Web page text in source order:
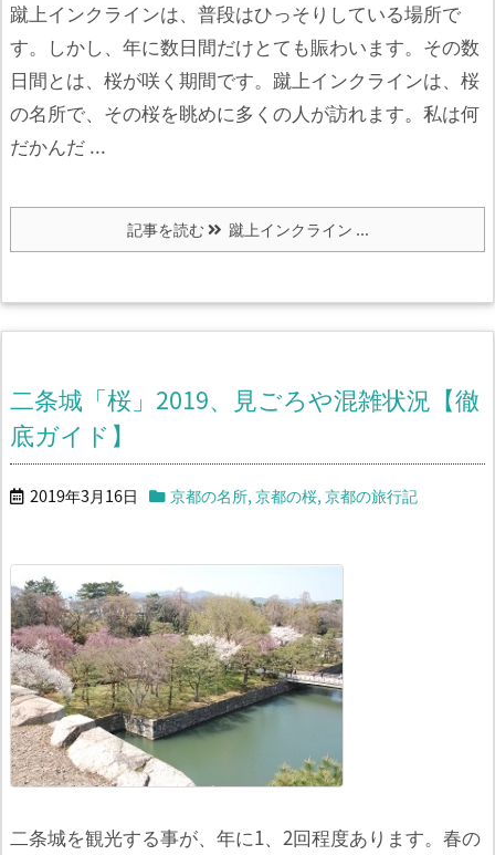
蹴上インクラインは、普段はひっそりしている場所で
す。しかし、年に数日間だけとても賑わいます。 その数
日間とは、桜が咲く期間です。蹴上インクラインは、桜
の名所で、その桜を眺めに多くの人が訪れます。 私は何
だかんだ ...
記事を読む 蹴上インクライン ...
二条城「桜」2019、見ごろや混雑状況【徹
底ガイド】
2019年3月16日 京都の名所,京都の桜,京都の旅行記
二条城を観光する事が、年に1、2回程度あります。春の